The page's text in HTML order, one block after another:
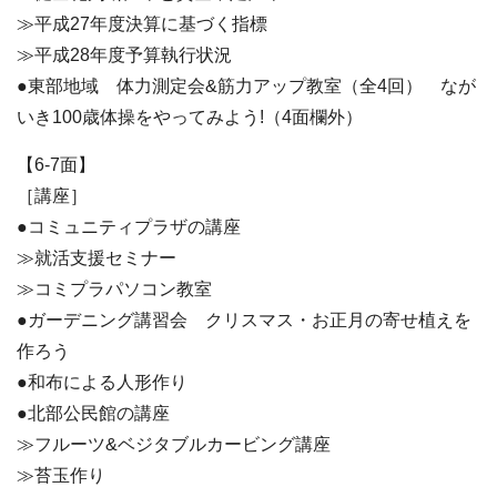
≫平成27年度決算に基づく指標
≫平成28年度予算執行状況
●東部地域 体力測定会&筋力アップ教室（全4回） なが
いき100歳体操をやってみよう!（4面欄外）
【6-7面】
［講座］
●コミュニティプラザの講座
≫就活支援セミナー
≫コミプラパソコン教室
●ガーデニング講習会 クリスマス・お正月の寄せ植えを
作ろう
●和布による人形作り
●北部公民館の講座
≫フルーツ&ベジタブルカービング講座
≫苔玉作り